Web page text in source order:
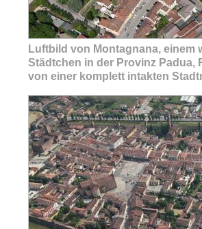
Luftbild von Montagnana,
Städtchen in der Provinz Padua,
von einer komplett intakten